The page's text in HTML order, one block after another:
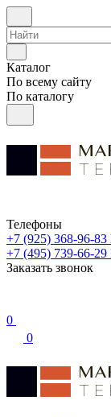
Каталог
По всему сайту
По каталогу
Телефоны
+7 (925) 368-96-83
+7 (495) 739-66-29
Заказать звонок
0
0